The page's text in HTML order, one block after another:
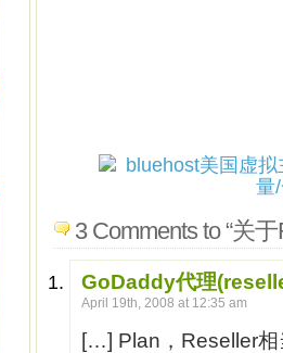
3 Comments to “关
GoDaddy代理
April 19th, 2008 at 12:35 am
[…] Plan，Reseller相